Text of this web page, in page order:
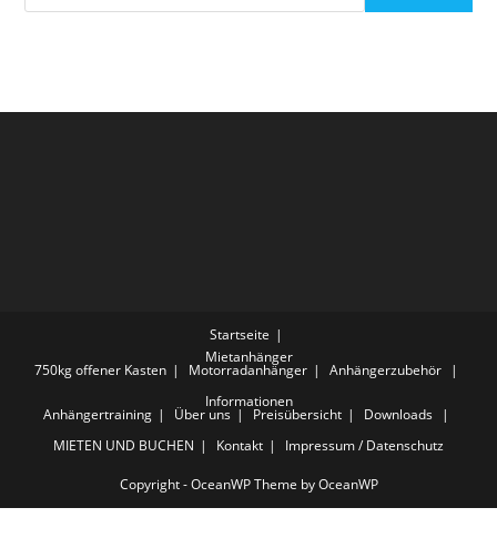
Startseite
Mietanhänger
750kg offener Kasten Motorradanhänger
Anhängerzubehör
Informationen
Anhängertraining Über uns Preisübersicht
Downloads
MIETEN UND BUCHEN
Kontakt Impressum / Datenschutz
Copyright - OceanWP Theme by OceanWP